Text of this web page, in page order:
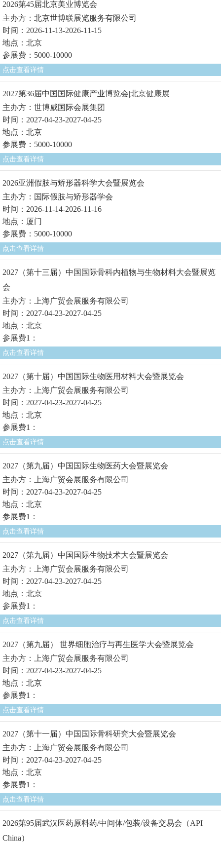
2026第45届北京美业博览会
主办方：北京世博联展览服务有限公司
时间：2026-11-13-2026-11-15
地点：北京
参展费：5000-10000
点击查看详情
2027第36届中国国际健康产业博览会|北京健康展
主办方：世博威国际会展集团
时间：2027-04-23-2027-04-25
地点：北京
参展费：5000-10000
点击查看详情
2026亚洲假肢与矫形器科学大会暨展览会
主办方：国际假肢与矫形器学会
时间：2026-11-14-2026-11-16
地点：厦门
参展费：5000-10000
点击查看详情
2027（第十三届）中国国际骨科内植物与生物材料大会暨展览
会
主办方：上海广贸会展服务有限公司
时间：2027-04-23-2027-04-25
地点：北京
参展费1：
点击查看详情
2027（第十届）中国国际生物医用材料大会暨展览会
主办方：上海广贸会展服务有限公司
时间：2027-04-23-2027-04-25
地点：北京
参展费1：
点击查看详情
2027（第九届）中国国际生物医药大会暨展览会
主办方：上海广贸会展服务有限公司
时间：2027-04-23-2027-04-25
地点：北京
参展费1：
点击查看详情
2027（第九届）中国国际生物技术大会暨展览会
主办方：上海广贸会展服务有限公司
时间：2027-04-23-2027-04-25
地点：北京
参展费1：
点击查看详情
2027（第九届） 世界细胞治疗与再生医学大会暨展览会
主办方：上海广贸会展服务有限公司
时间：2027-04-23-2027-04-25
地点：北京
参展费1：
点击查看详情
2027（第十一届）中国国际骨科研究大会暨展览会
主办方：上海广贸会展服务有限公司
时间：2027-04-23-2027-04-25
地点：北京
参展费1：
点击查看详情
2026第95届武汉医药原料药/中间体/包装/设备交易会（API
China）